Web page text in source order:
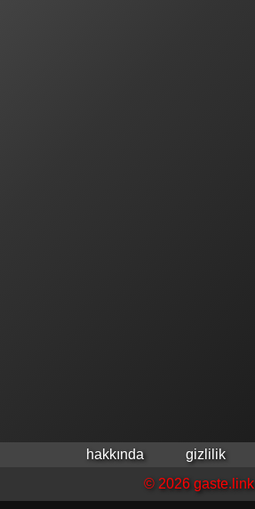
hakkında gizlilik
© 2026 gaste.link